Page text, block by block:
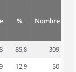
% Nombre
85,8 309
12,9 50